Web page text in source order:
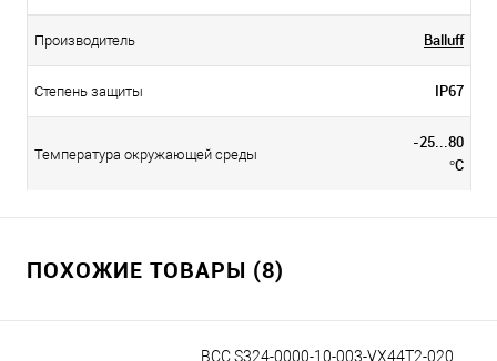
Производитель Balluff
Степень защиты IP67
Температура окружающей среды
-25...80
°C
ПОХОЖИЕ ТОВАРЫ (8)
BCC S324-0000-10-003-VX44T2-020